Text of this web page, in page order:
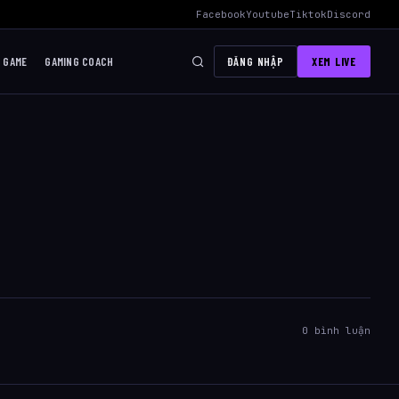
Hiệu Quả Nhất AWC 2026 Liên Quân Mobile – Lịch Thi Đấu,
FacebookYoutubeTiktokDiscord
GAMING COACH ĐĂNG NHẬP XEM LIVE
0 bình luận